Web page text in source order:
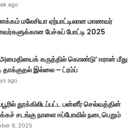
ago
மலேசியா ஏற்பாட்டிலான மாணவர்
பேச்சுப் போட்டி 2025
கருத்தில் கொண்டு’ ஈரான் மீது
தாக்குதல் இல்லை – ட்ரம்ப்
ago
தூக்கிலிடப்பட்ட பன்னீர் செல்வத்தின்
சடங்கு நாளை ஈப்போவில் நடைபெறும்
9, 2025